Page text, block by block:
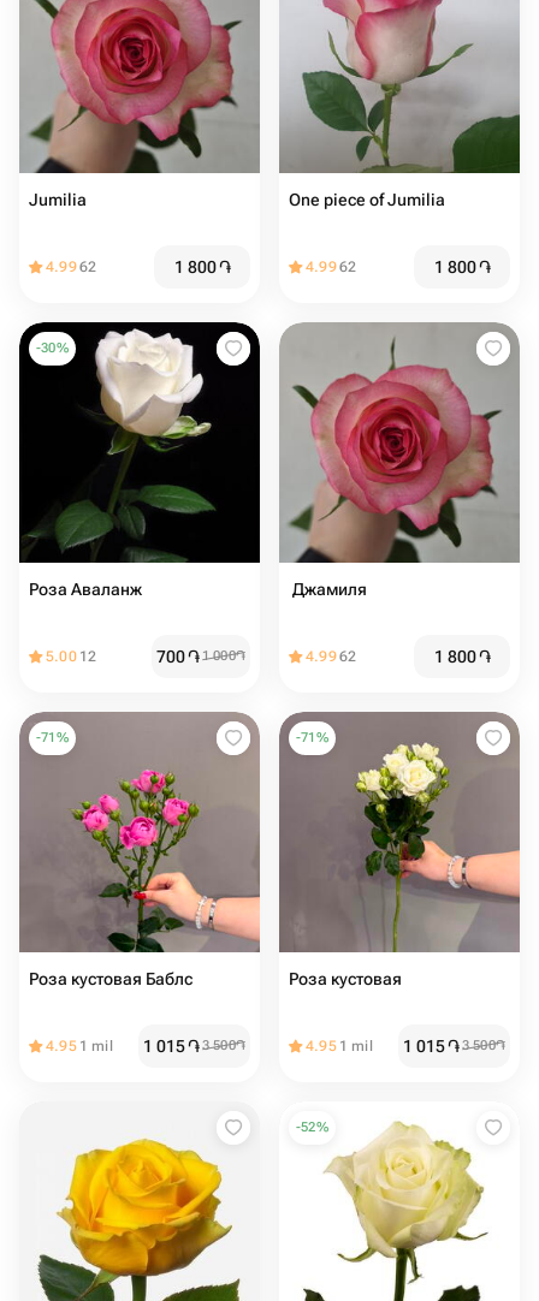
Jumilia
4.9962 1 800֏
One piece of Jumilia
4.9962 1 800֏
-30%
Роза Аваланж
5.00 12 700֏1 000֏
️ Джамиля
4.9962 1 800֏
-71 %
Роза кустовая Баблс
4.95 1 mil 1 015֏3 500֏
-71 %
Роза кустовая
4.95 1 mil 1 015֏3 500֏
-52%